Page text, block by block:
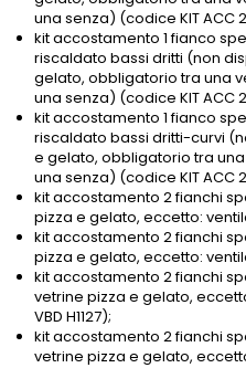
una senza) (codice KIT ACC
kit accostamento 1 fianco
riscaldato bassi dritti (non
gelato, obbligatorio tra una
una senza) (codice KIT ACC 2
kit accostamento 1 fianco
riscaldato bassi dritti-curvi
e gelato, obbligatorio tra
una senza) (codice KIT ACC 2
kit accostamento 2 fianchi
pizza e gelato, eccetto:
kit accostamento 2 fianchi
pizza e gelato, eccetto:
kit accostamento 2 fianchi
vetrine pizza e gelato,
VBD H1127);
kit accostamento 2 fianchi
vetrine pizza e gelato,